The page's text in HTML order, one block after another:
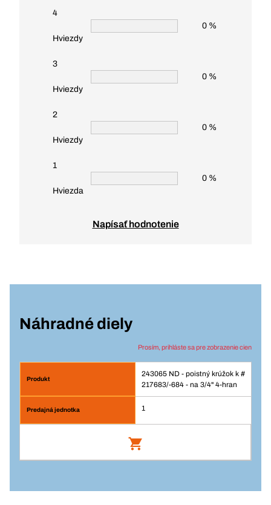
4
Hviezdy
0 %
3
Hviezdy
0 %
2
Hviezdy
0 %
1
Hviezda
0 %
Napísať hodnotenie
Náhradné diely
Prosím, prihláste sa pre zobrazenie cien
243065 ND - poistný krúžok k #
217683/-684 - na 3/4" 4-hran
1
3/4" 4-hran